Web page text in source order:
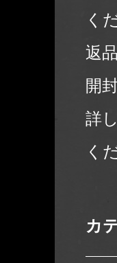
く
返
開
詳
く
カ